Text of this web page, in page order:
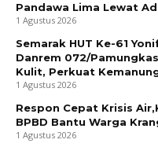
Pandawa Lima Lewat
1 Agustus 2026
Semarak HUT Ke-61
Danrem 072/
Kulit, Perkuat
1 Agustus 2026
Respon Cepat Krisis
BPBD Bantu Warga
1 Agustus 2026